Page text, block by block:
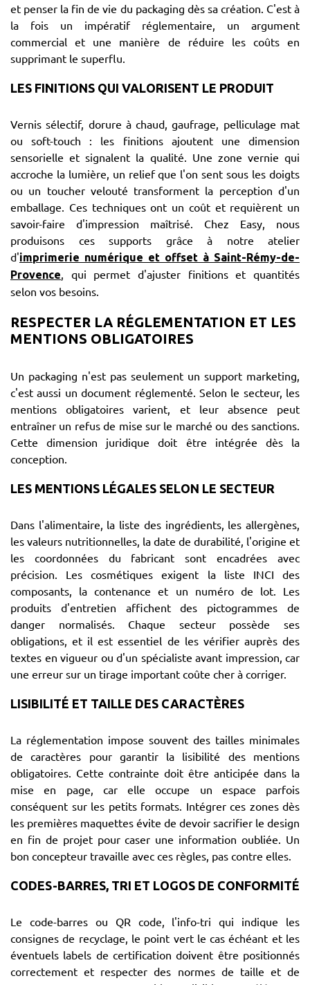
et penser la fin de vie du packaging dès sa création. C'est à
la fois un impératif réglementaire, un argument
commercial et une manière de réduire les coûts en
supprimant le superflu.
LES FINITIONS QUI VALORISENT LE PRODUIT
Vernis sélectif, dorure à chaud, gaufrage, pelliculage mat
ou soft-touch : les finitions ajoutent une dimension
sensorielle et signalent la qualité. Une zone vernie qui
accroche la lumière, un relief que l'on sent sous les doigts
ou un toucher velouté transforment la perception d'un
emballage. Ces techniques ont un coût et requièrent un
savoir-faire d'impression maîtrisé. Chez Easy, nous
produisons ces supports grâce à notre atelier
d'imprimerie numérique et offset à Saint-Rémy-de-
Provence, qui permet d'ajuster finitions et quantités
selon vos besoins.
RESPECTER LA RÉGLEMENTATION ET LES
MENTIONS OBLIGATOIRES
Un packaging n'est pas seulement un support marketing,
c'est aussi un document réglementé. Selon le secteur, les
mentions obligatoires varient, et leur absence peut
entraîner un refus de mise sur le marché ou des sanctions.
Cette dimension juridique doit être intégrée dès la
conception.
LES MENTIONS LÉGALES SELON LE SECTEUR
Dans l'alimentaire, la liste des ingrédients, les allergènes,
les valeurs nutritionnelles, la date de durabilité, l'origine et
les coordonnées du fabricant sont encadrées avec
précision. Les cosmétiques exigent la liste INCI des
composants, la contenance et un numéro de lot. Les
produits d'entretien affichent des pictogrammes de
danger normalisés. Chaque secteur possède ses
obligations, et il est essentiel de les vérifier auprès des
textes en vigueur ou d'un spécialiste avant impression, car
une erreur sur un tirage important coûte cher à corriger.
LISIBILITÉ ET TAILLE DES CARACTÈRES
La réglementation impose souvent des tailles minimales
de caractères pour garantir la lisibilité des mentions
obligatoires. Cette contrainte doit être anticipée dans la
mise en page, car elle occupe un espace parfois
conséquent sur les petits formats. Intégrer ces zones dès
les premières maquettes évite de devoir sacrifier le design
en fin de projet pour caser une information oubliée. Un
bon concepteur travaille avec ces règles, pas contre elles.
CODES-BARRES, TRI ET LOGOS DE CONFORMITÉ
Le code-barres ou QR code, l'info-tri qui indique les
consignes de recyclage, le point vert le cas échéant et les
éventuels labels de certification doivent être positionnés
correctement et respecter des normes de taille et de